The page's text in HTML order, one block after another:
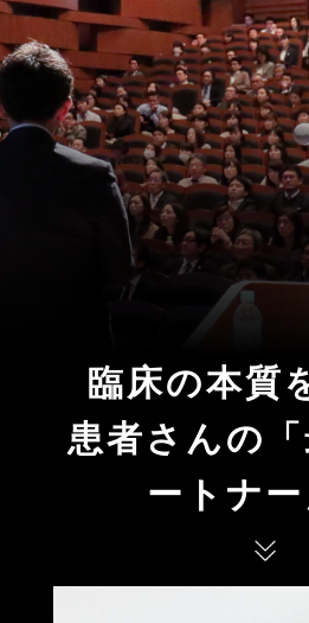
臨床の本質
患者さんの
ートナ